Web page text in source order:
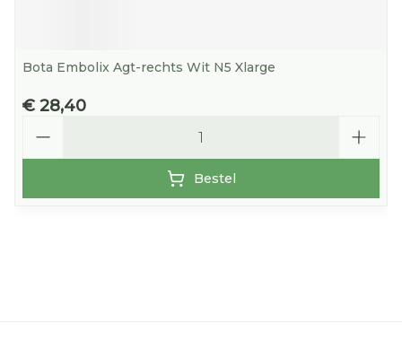
Bota Embolix Agt-rechts Wit N5 Xlarge
€ 28,40
Bestel